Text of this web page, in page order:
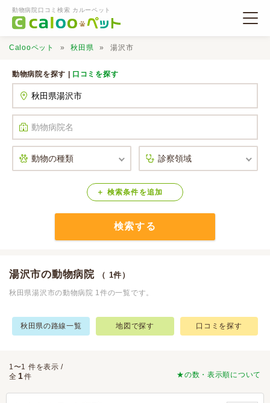
動物病院口コミ検索 カルーペット
口コミ検索
Calooペットとは？
Calooペット 秋田県 湯沢市
動物病院を探す | 口コミを探す
検索条件 を追加
検索する
湯沢市の動物病院 （ 1件）
秋田県湯沢市の動物病院 1件の一覧です。
秋田県の路線一覧 地図で探す 口コミを探す
★の数・表示順について
1〜1 件を表示 /
全 1件